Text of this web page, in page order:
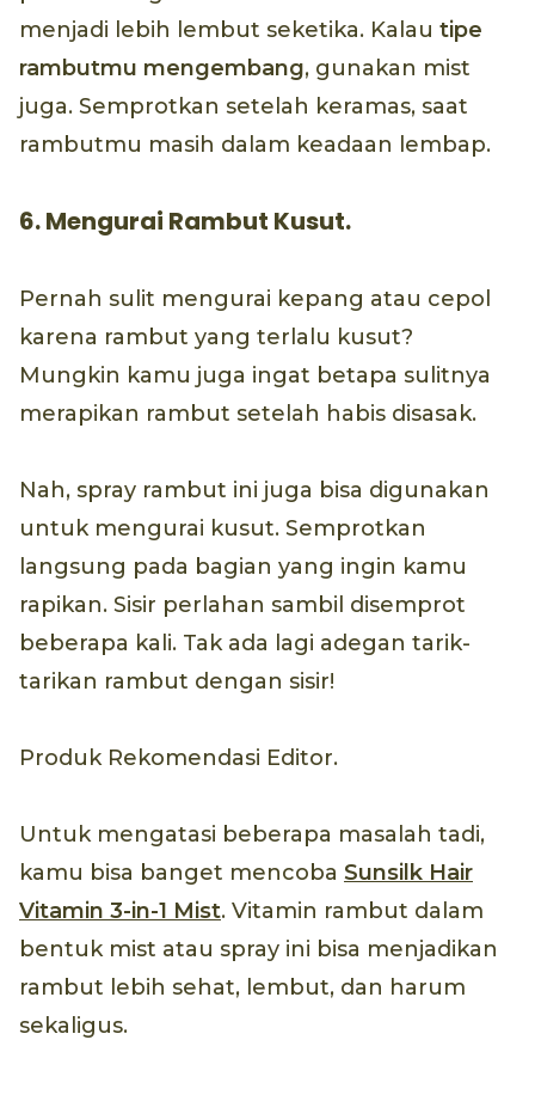
menjadi lebih lembut seketika. Kalau tipe
rambutmu mengembang, gunakan mist
juga. Semprotkan setelah keramas, saat
rambutmu masih dalam keadaan lembap.
6. Mengurai Rambut Kusut.
Pernah sulit mengurai kepang atau cepol
karena rambut yang terlalu kusut?
Mungkin kamu juga ingat betapa sulitnya
merapikan rambut setelah habis disasak.
Nah, spray rambut ini juga bisa digunakan
untuk mengurai kusut. Semprotkan
langsung pada bagian yang ingin kamu
rapikan. Sisir perlahan sambil disemprot
beberapa kali. Tak ada lagi adegan tarik-
tarikan rambut dengan sisir!
Produk Rekomendasi Editor.
Untuk mengatasi beberapa masalah tadi,
kamu bisa banget mencoba Sunsilk Hair
Vitamin 3-in-1 Mist. Vitamin rambut dalam
bentuk mist atau spray ini bisa menjadikan
rambut lebih sehat, lembut, dan harum
sekaligus.